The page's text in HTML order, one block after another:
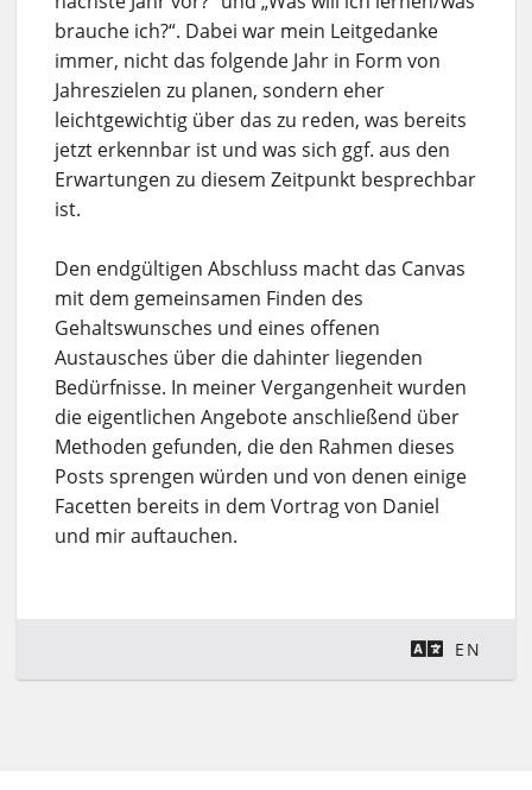
brauche ich?“. Dabei war mein Leitgedanke
immer, nicht das folgende Jahr in Form von
Jahreszielen zu planen, sondern eher
leichtgewichtig über das zu reden, was bereits
jetzt erkennbar ist und was sich ggf. aus den
Erwartungen zu diesem Zeitpunkt besprechbar
ist.
Den endgültigen Abschluss macht das Canvas
mit dem gemeinsamen Finden des
Gehaltswunsches und eines offenen
Austausches über die dahinter liegenden
Bedürfnisse. In meiner Vergangenheit wurden
die eigentlichen Angebote anschließend über
Methoden gefunden, die den Rahmen dieses
Posts sprengen würden und von denen einige
Facetten bereits in dem Vortrag von Daniel
und mir auftauchen.
EN